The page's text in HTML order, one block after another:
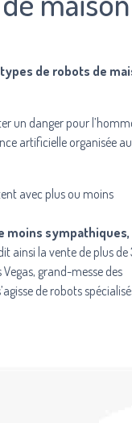
de robots de
un danger pour
artificielle organisée
avec plus ou moins
moins sympathiques,
ainsi la vente de plus de
grand-messe des
de robots